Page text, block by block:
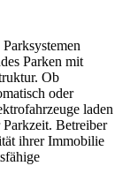
Parken mit
Ob
oder
laden
Betreiber
ihrer Immobilie